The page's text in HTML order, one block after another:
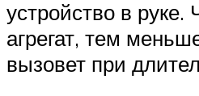
устройство в руке.
агрегат, тем
вызовет при